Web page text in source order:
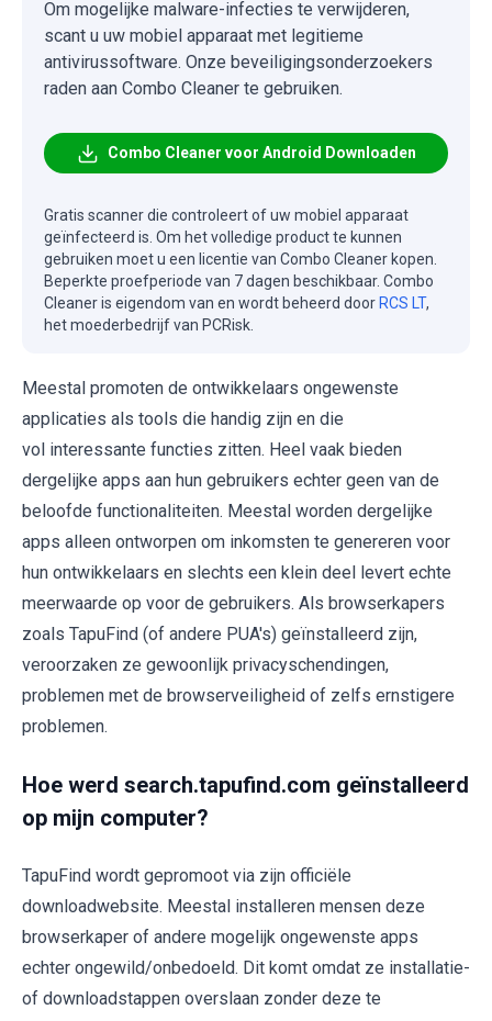
Om mogelijke malware-infecties te verwijderen,
scant u uw mobiel apparaat met legitieme
antivirussoftware. Onze beveiligingsonderzoekers
raden aan Combo Cleaner te gebruiken.
Combo Cleaner voor Android Downloaden
Gratis scanner die controleert of uw mobiel apparaat
geïnfecteerd is. Om het volledige product te kunnen
gebruiken moet u een licentie van Combo Cleaner kopen.
Beperkte proefperiode van 7 dagen beschikbaar. Combo
Cleaner is eigendom van en wordt beheerd door RCS LT,
het moederbedrijf van PCRisk.
Meestal promoten de ontwikkelaars ongewenste
applicaties als tools die handig zijn en die
vol interessante functies zitten. Heel vaak bieden
dergelijke apps aan hun gebruikers echter geen van de
beloofde functionaliteiten. Meestal worden dergelijke
apps alleen ontworpen om inkomsten te genereren voor
hun ontwikkelaars en slechts een klein deel levert echte
meerwaarde op voor de gebruikers. Als browserkapers
zoals TapuFind (of andere PUA's) geïnstalleerd zijn,
veroorzaken ze gewoonlijk privacyschendingen,
problemen met de browserveiligheid of zelfs ernstigere
problemen.
Hoe werd search.tapufind.com geïnstalleerd
op mijn computer?
TapuFind wordt gepromoot via zijn officiële
downloadwebsite. Meestal installeren mensen deze
browserkaper of andere mogelijk ongewenste apps
echter ongewild/onbedoeld. Dit komt omdat ze installatie-
of downloadstappen overslaan zonder deze te